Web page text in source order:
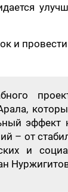
и
эффект
– от
и